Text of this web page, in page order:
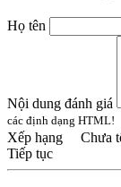
Họ tên
Nội dung đánh giá
các định dạng HTML!
Xếp hạng Chưa
Tiếp tục